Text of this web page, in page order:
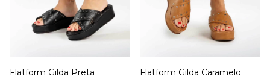
Flatform Gilda Preta Flatform Gilda Caramelo